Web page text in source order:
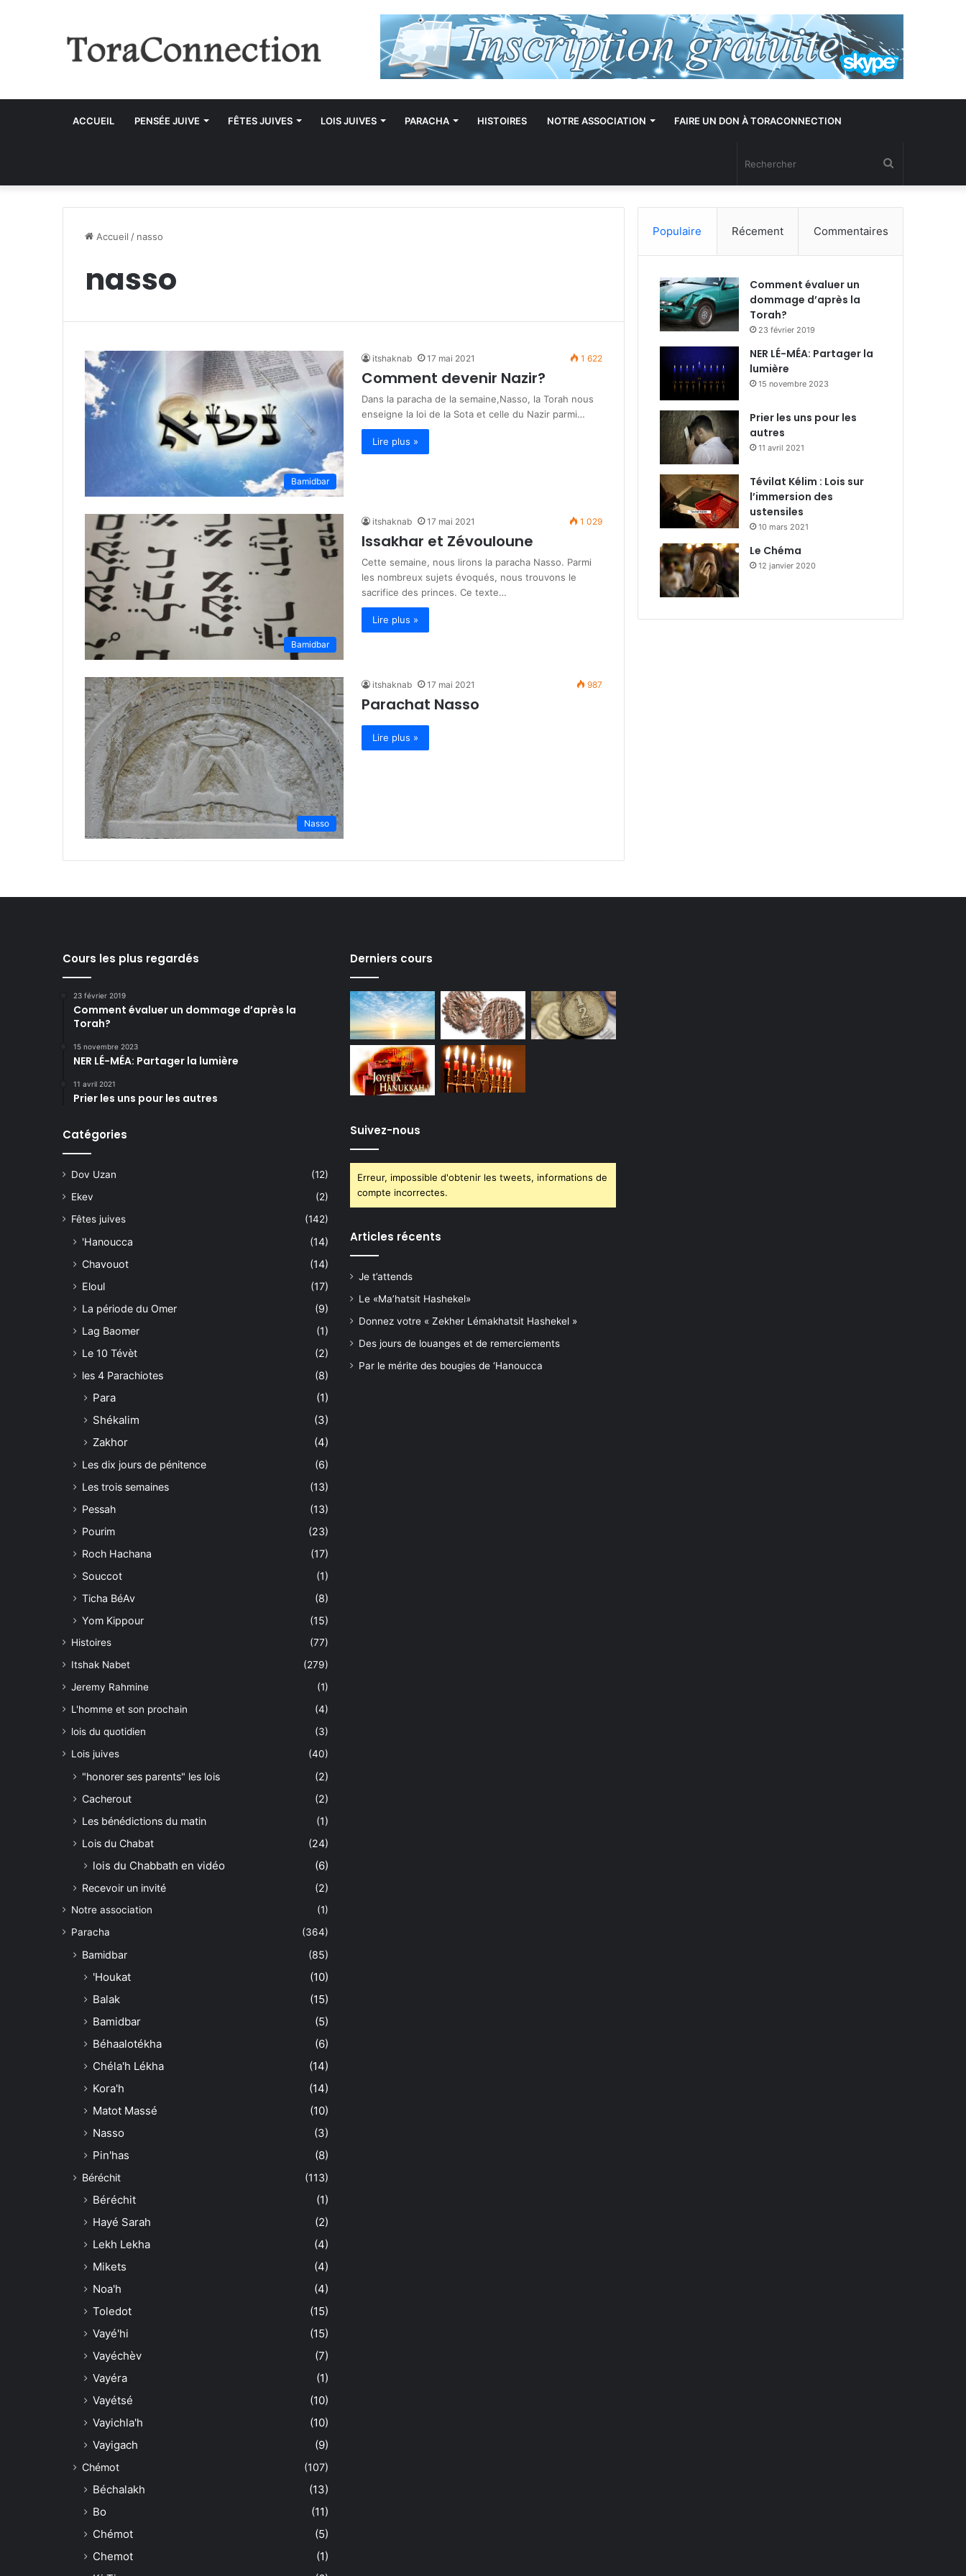
ACCUEIL PENSÉE JUIVE FÊTES JUIVES LOIS JUIVES PARACHA HISTOIRES NOTRE ASSOCIATION FAIRE UN DON À TORACONNECTION
Accueil / nasso
nasso
Bamidbar
itshaknab 17 mai 2021 1 622
Comment devenir Nazir?
Dans la paracha de la semaine,Nasso, la Torah nous
enseigne la loi de la Sota et celle du Nazir parmi…
Lire plus »
Bamidbar
itshaknab 17 mai 2021 1 029
Issakhar et Zévouloune
Cette semaine, nous lirons la paracha Nasso. Parmi
les nombreux sujets évoqués, nous trouvons le
sacrifice des princes. Ce texte…
Lire plus »
Nasso
itshaknab 17 mai 2021 987
Parachat Nasso
Lire plus »
Populaire Récement Commentaires
Comment évaluer un
dommage d’après la
Torah?
23 février 2019
NER LÉ-MÉA: Partager la
lumière
15 novembre 2023
Prier les uns pour les
autres
11 avril 2021
Tévilat Kélim : Lois sur
l’immersion des
ustensiles
10 mars 2021
Le Chéma
12 janvier 2020
Cours les plus regardés
23 février 2019
Comment évaluer un dommage d’après la
Torah?
15 novembre 2023
NER LÉ-MÉA: Partager la lumière
11 avril 2021
Prier les uns pour les autres
Catégories
Dov Uzan
(12)
Ekev
(2)
Fêtes juives
(142)
'Hanoucca
(14)
Chavouot
(14)
Eloul
(17)
La période du Omer
(9)
Lag Baomer
(1)
Le 10 Tévèt
(2)
les 4 Parachiotes
(8)
Para
(1)
Shékalim
(3)
Zakhor
(4)
Les dix jours de pénitence
(6)
Les trois semaines
(13)
Pessah
(13)
Pourim
(23)
Roch Hachana
(17)
Souccot
(1)
Ticha BéAv
(8)
Yom Kippour
(15)
Histoires
(77)
Itshak Nabet
(279)
Jeremy Rahmine
(1)
L'homme et son prochain
(4)
lois du quotidien
(3)
Lois juives
(40)
"honorer ses parents" les lois
(2)
Cacherout
(2)
Les bénédictions du matin
(1)
Lois du Chabat
(24)
lois du Chabbath en vidéo (6)
Recevoir un invité (2)
Notre association
(1)
Paracha
(364)
Bamidbar (85)
'Houkat
(10)
Balak
(15)
Bamidbar
(5)
Béhaalotékha
(6)
Chéla'h Lékha
(14)
Kora'h
(14)
Matot Massé
(10)
Nasso
(3)
Pin'has
(8)
Béréchit (113)
Béréchit
(1)
Hayé Sarah
(2)
Lekh Lekha
(4)
Mikets
(4)
Noa'h
(4)
Toledot
(15)
Vayé'hi
(15)
Vayéchèv
(7)
Vayéra
(1)
Vayétsé
(10)
Vayichla'h
(10)
Vayigach
(9)
Chémot (107)
Béchalakh
(13)
Bo
(11)
Chémot
(5)
Chemot
(1)
Derniers cours
Suivez-nous
Erreur, impossible d'obtenir les tweets, informations de
compte incorrectes.
Articles récents
Je t’attends
Le «Ma’hatsit Hashekel»
Donnez votre « Zekher Lémakhatsit Hashekel »
Des jours de louanges et de remerciements
Par le mérite des bougies de ‘Hanoucca